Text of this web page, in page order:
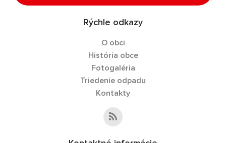
Rýchle odkazy
O obci
História obce
Fotogaléria
Triedenie odpadu
Kontakty